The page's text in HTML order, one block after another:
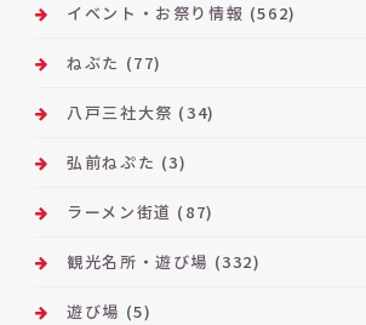
イベント・お祭り情報 (562)
ねぶた (77)
八戸三社大祭 (34)
弘前ねぷた (3)
ラーメン街道 (87)
観光名所・遊び場 (332)
遊び場 (5)